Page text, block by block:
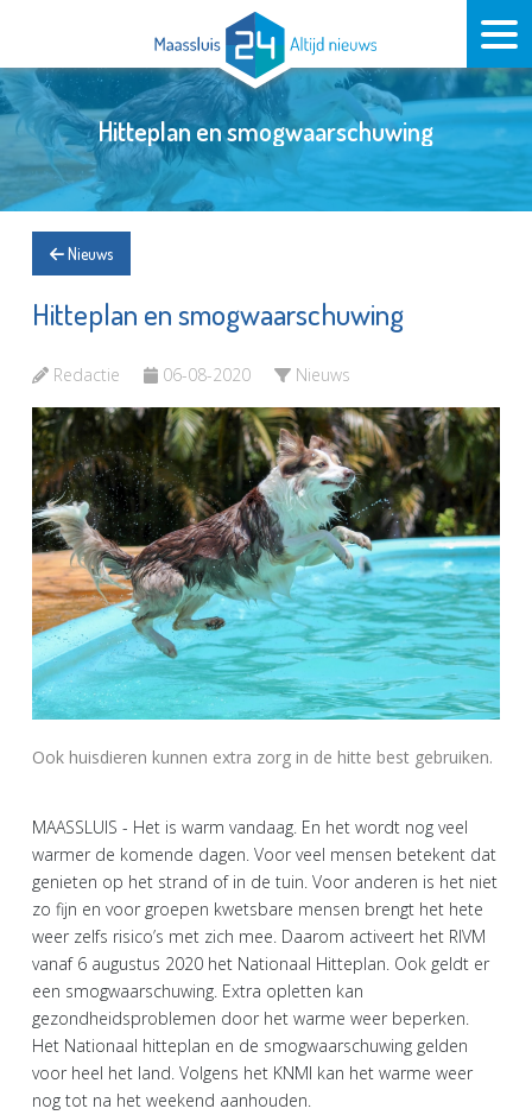
Hitteplan en smogwaarschuwing
Nieuws
Hitteplan en smogwaarschuwing
Redactie 06-08-2020 Nieuws
Ook huisdieren kunnen extra zorg in de hitte best gebruiken.
MAASSLUIS - Het is warm vandaag. En het wordt nog veel
warmer de komende dagen. Voor veel mensen betekent dat
genieten op het strand of in de tuin. Voor anderen is het niet
zo fijn en voor groepen kwetsbare mensen brengt het hete
weer zelfs risico’s met zich mee. Daarom activeert het RIVM
vanaf 6 augustus 2020 het Nationaal Hitteplan. Ook geldt er
een smogwaarschuwing. Extra opletten kan
gezondheidsproblemen door het warme weer beperken.
Het Nationaal hitteplan en de smogwaarschuwing gelden
voor heel het land. Volgens het KNMI kan het warme weer
nog tot na het weekend aanhouden.